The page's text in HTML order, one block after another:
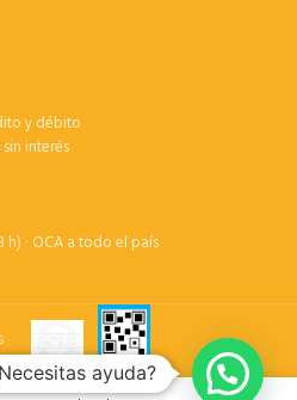
y débito
interés
h) · OCA a todo el país
ayuda?